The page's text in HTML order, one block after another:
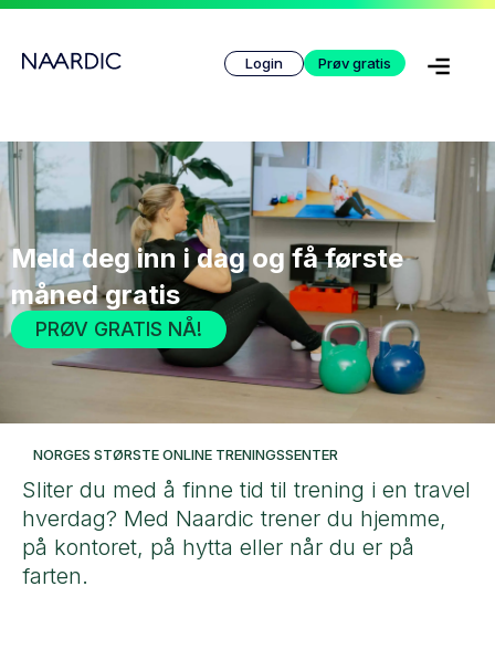
Login Prøv gratis
Meld deg inn i dag og få første
måned gratis
PRØV GRATIS NÅ!
NORGES STØRSTE ONLINE TRENINGSSENTER
Sliter du med å finne tid til trening i en travel
hverdag? Med Naardic trener du hjemme,
på kontoret, på hytta eller når du er på
farten.